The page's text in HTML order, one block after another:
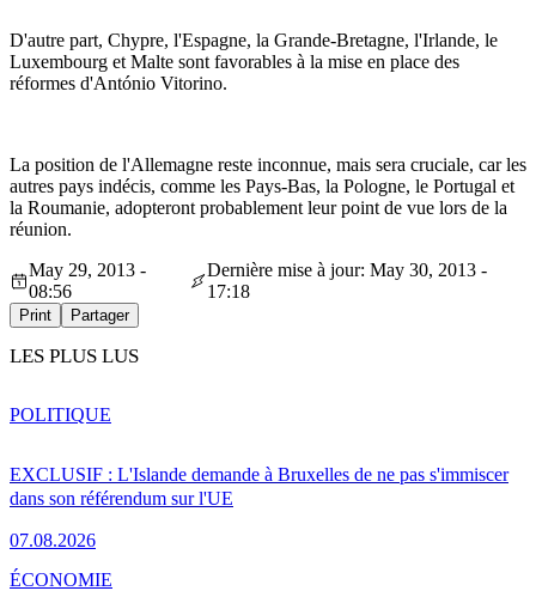
D'autre part, Chypre, l'Espagne, la Grande-Bretagne, l'Irlande, le
Luxembourg et Malte sont favorables à la mise en place des
réformes d'António Vitorino.
La position de l'Allemagne reste inconnue, mais sera cruciale, car les
autres pays indécis, comme les Pays-Bas, la Pologne, le Portugal et
la Roumanie, adopteront probablement leur point de vue lors de la
réunion.
May 29, 2013 -
08:56
Dernière mise à jour: May 30, 2013 -
17:18
Print Partager
LES PLUS LUS
EXCLUSIF : L'Islande demande à Bruxelles de ne pas s'immiscer
dans son référendum sur l'UE
07.08.2026
POLITIQUE
ÉCONOMIE